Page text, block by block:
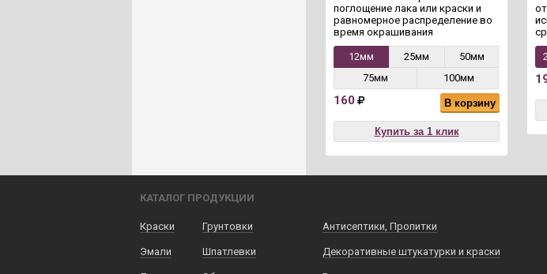
поглощение лака или краски и
равномерное распределение во
время окрашивания
12мм 25мм
50мм
75мм
100мм
160 В корзину
Купить за 1 клик
КАТАЛОГ ПРОДУКЦИИ
Краски
Эмали
Грунтовки
Шпатлевки
Антисептики, Пропитки
Декоративные штукатурки и краски